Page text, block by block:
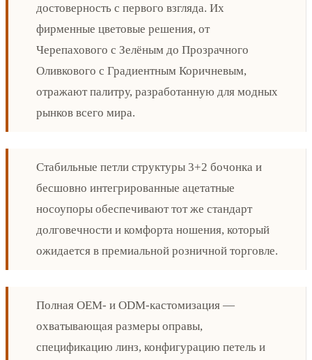
достоверность с первого взгляда. Их
фирменные цветовые решения, от
Черепахового с Зелёным до Прозрачного
Оливкового с Градиентным Коричневым,
отражают палитру, разработанную для модных
рынков всего мира.
Стабильные петли структуры 3+2 бочонка и
бесшовно интегрированные ацетатные
носоупоры обеспечивают тот же стандарт
долговечности и комфорта ношения, который
ожидается в премиальной розничной торговле.
Полная OEM- и ODM-кастомизация —
охватывающая размеры оправы,
спецификацию линз, конфигурацию петель и